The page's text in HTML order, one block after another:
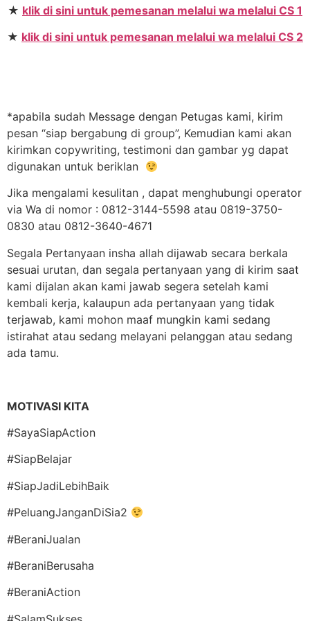
★ klik di sini untuk pemesanan melalui wa melalui CS 1
★ klik di sini untuk pemesanan melalui wa melalui CS 2
*apabila sudah Message dengan Petugas kami, kirim
pesan “siap bergabung di group”, Kemudian kami akan
kirimkan copywriting, testimoni dan gambar yg dapat
digunakan untuk beriklan
Jika mengalami kesulitan , dapat menghubungi operator
via Wa di nomor : 0812-3144-5598 atau 0819-3750-
0830 atau 0812-3640-4671
Segala Pertanyaan insha allah dijawab secara berkala
sesuai urutan, dan segala pertanyaan yang di kirim saat
kami dijalan akan kami jawab segera setelah kami
kembali kerja, kalaupun ada pertanyaan yang tidak
terjawab, kami mohon maaf mungkin kami sedang
istirahat atau sedang melayani pelanggan atau sedang
ada tamu.
MOTIVASI KITA
#SayaSiapAction
#SiapBelajar
#SiapJadiLebihBaik
#PeluangJanganDiSia2
#BeraniJualan
#BeraniBerusaha
#BeraniAction